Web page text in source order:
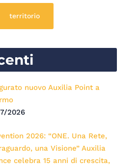
territorio
nuovo Auxilia Point a
2026
2026: “ONE. Una Rete,
una Visione” Auxilia
celebra 15 anni di crescita,